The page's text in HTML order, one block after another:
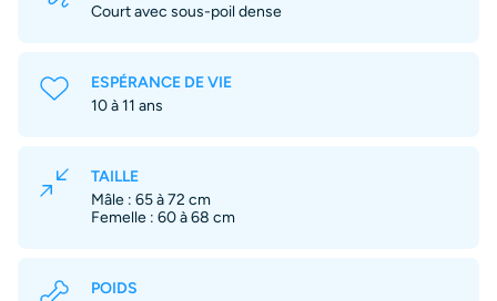
Court avec sous-poil dense
ESPÉRANCE DE VIE
10 à 11 ans
TAILLE
Mâle : 65 à 72 cm
Femelle : 60 à 68 cm
POIDS